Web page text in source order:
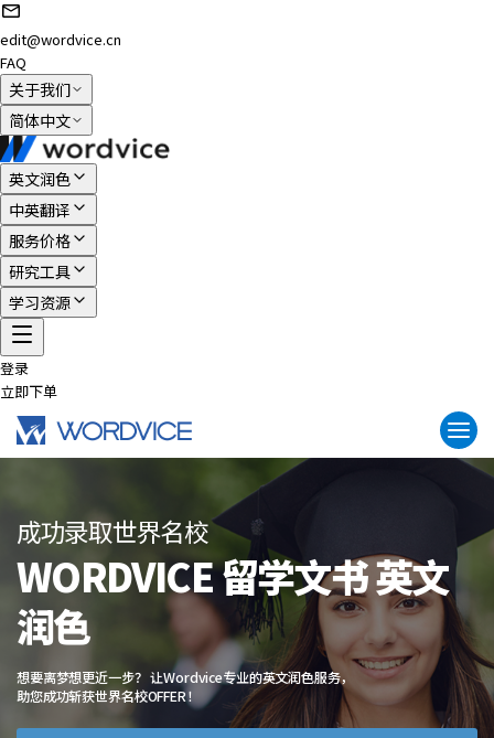
edit@wordvice.cn
FAQ
关于我们
简体中文
英文润色
中英翻译
服务价格
研究工具
学习资源
登录
立即下单
成功录取世界名校
WORDVICE 留学文书 英文
润色
想要离梦想更近一步？ 让Wordvice专业的英文润色服务，
助您成功斩获世界名校OFFER！